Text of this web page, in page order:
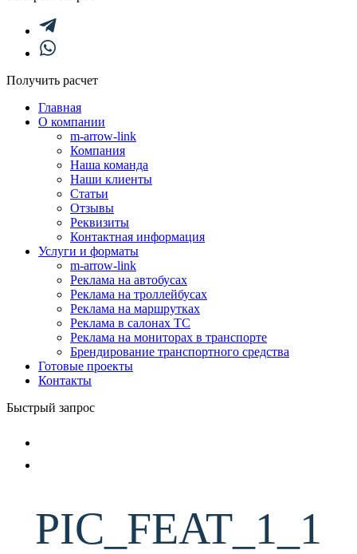
Получить расчет
Главная
О компании
m-arrow-link
Компания
Наша команда
Наши клиенты
Статьи
Отзывы
Реквизиты
Контактная информация
Услуги и форматы
m-arrow-link
Реклама на автобусах
Реклама на троллейбусах
Реклама на маршрутках
Реклама в салонах ТС
Реклама на мониторах в транспорте
Брендирование транспортного средства
Готовые проекты
Контакты
Быстрый запрос
PIC_FEAT_1_1